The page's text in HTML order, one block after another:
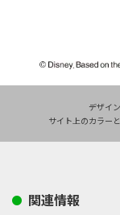
デザイ
サイト上のカラー
関連情報